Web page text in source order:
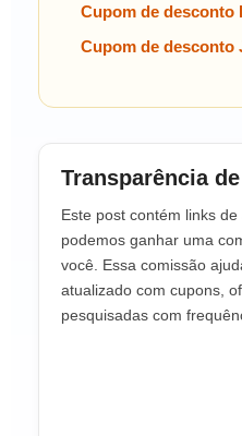
Cupom de desconto
Cupom de desconto
Transparência
Este post contém links
podemos ganhar uma
você. Essa comissão
atualizado com cupons,
pesquisadas com